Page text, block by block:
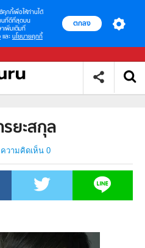
ช้คุกกี้เพื่อให้ท่านได้
นที่ดีที่สุดบน
เพิ่มเติมที่
และ นโยบายคุกกี้
ตกลง
ยะสกุล
ความคิดเห็น 0